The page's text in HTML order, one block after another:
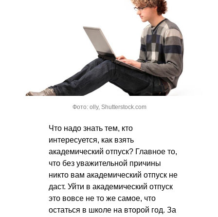
Фото: olly, Shutterstock.com
Что надо знать тем, кто
интересуется, как взять
академический отпуск? Главное то,
что без уважительной причины
никто вам академический отпуск не
даст. Уйти в академический отпуск
это вовсе не то же самое, что
остаться в школе на второй год. За